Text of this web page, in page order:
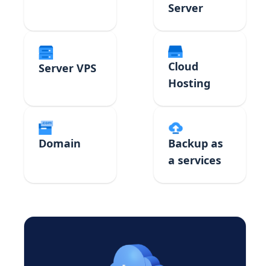
Server
Server VPS
Cloud
Hosting
Domain
Backup as
a services